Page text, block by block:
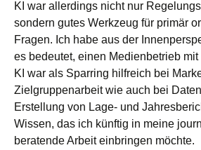
KI war allerdings nicht nur
sondern gutes Werkzeug für primär
Fragen. Ich habe aus der
es bedeutet, einen Medienbetrieb
KI war als Sparring hilfreich bei
Zielgruppenarbeit wie auch bei
Erstellung von Lage- und
Wissen, das ich künftig in meine
beratende Arbeit einbringen möchte.